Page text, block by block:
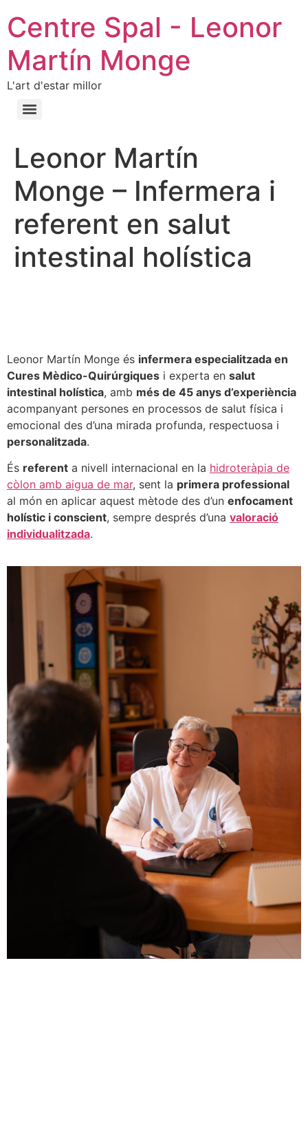
Centre Spal - Leonor
Martín Monge
L'art d'estar millor
Leonor Martín
Monge – Infermera i
referent en salut
intestinal holística
Leonor Martín Monge és infermera especialitzada en
Cures Mèdico-Quirúrgiques i experta en salut
intestinal holística, amb més de 45 anys d’experiència
acompanyant persones en processos de salut física i
emocional des d’una mirada profunda, respectuosa i
personalitzada.
És referent a nivell internacional en la hidroteràpia de
còlon amb aigua de mar, sent la primera professional
al món en aplicar aquest mètode des d’un enfocament
holístic i conscient, sempre després d’una valoració
individualitzada.